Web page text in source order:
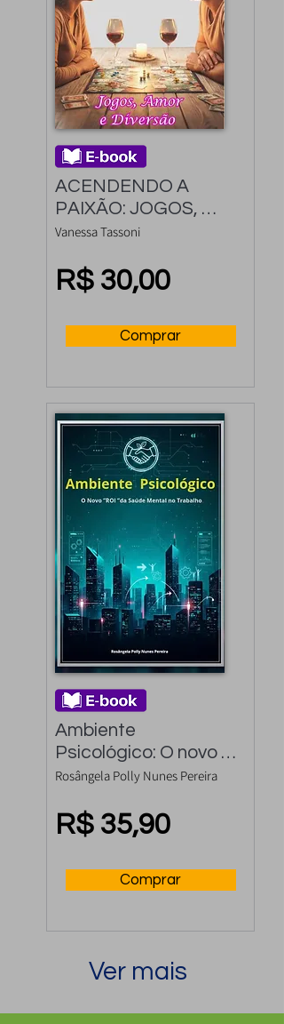
ACENDENDO A
PAIXÃO: JOGOS,
AMOR E DIVERSÃO
Vanessa Tassoni
R$ 30,00
Comprar
Ambiente
Psicológico: O novo
"ROI" da Saúde
Rosângela Polly Nunes Pereira
R$ 35,90
Comprar
Ver mais